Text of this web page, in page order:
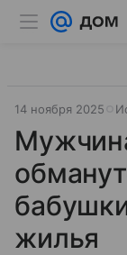
14 ноября 2025
жилья